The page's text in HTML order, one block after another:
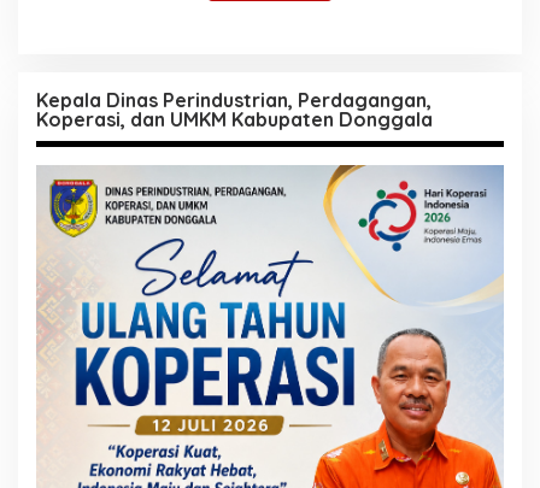
Kepala Dinas Perindustrian, Perdagangan,
Koperasi, dan UMKM Kabupaten Donggala